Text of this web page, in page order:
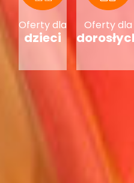
Oferty dla
dzieci
Oferty dla